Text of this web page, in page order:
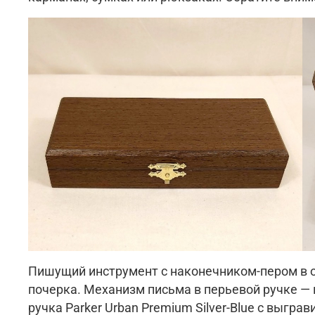
Пишущий инструмент с наконечником-пером в
почерка. Механизм письма в перьевой ручке —
ручка Parker Urban Premium Silver-Blue с